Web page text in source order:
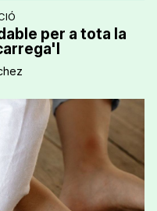
per a tota la